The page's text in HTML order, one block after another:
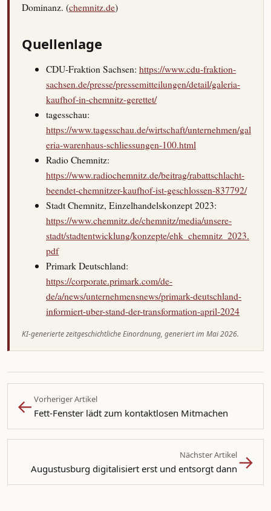
Dominanz. (chemnitz.de)
Quellenlage
CDU-Fraktion Sachsen: https://www.cdu-fraktion-
sachsen.de/presse/pressemitteilungen/detail/galeria-
kaufhof-in-chemnitz-gerettet/
tagesschau:
https://www.tagesschau.de/wirtschaft/unternehmen/gal
eria-warenhaus-schliessungen-100.html
Radio Chemnitz:
https://www.radiochemnitz.de/beitrag/rabattschlacht-
beendet-chemnitzer-kaufhof-ist-geschlossen-837792/
Stadt Chemnitz, Einzelhandelskonzept 2023:
https://www.chemnitz.de/chemnitz/media/unsere-
stadt/stadtentwicklung/konzepte/ehk_chemnitz_2023.
pdf
Primark Deutschland:
https://corporate.primark.com/de-
de/a/news/unternehmensnews/primark-deutschland-
informiert-uber-stand-der-transformation-april-2024
KI-generierte zeitgeschichtliche Einordnung, generiert im Mai 2026.
← Vorheriger Artikel
Fett-Fenster lädt zum kontaktlosen Mitmachen
Nächster Artikel
Augustusburg digitalisiert erst und entsorgt dann →